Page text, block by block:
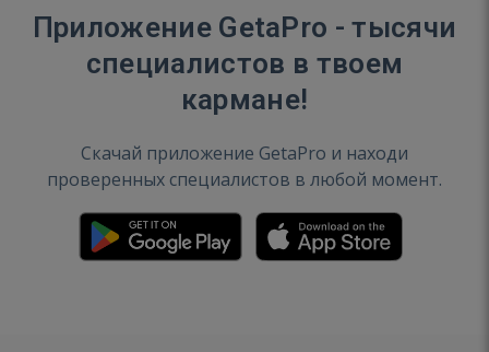
Приложение GetaPro - тысячи
специалистов в твоем
кармане!
Скачай приложение GetaPro и находи
проверенных специалистов в любой момент.